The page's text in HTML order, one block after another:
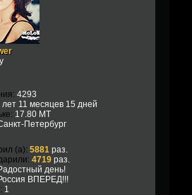
4293
лет 11 месяцев 15 дней
17.80 MT
Петербург
(а): 5881 раз.
4719раз.
день!
ВПЕРЕД!!!
1